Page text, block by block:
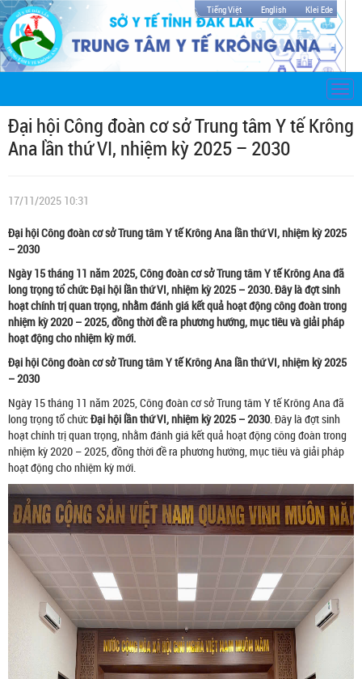
Tiếng Việt English Klei Ede
Đại hội Công đoàn cơ sở Trung tâm Y tế Krông
Ana lần thứ VI, nhiệm kỳ 2025 – 2030
17/11/2025 10:31
Đại hội Công đoàn cơ sở Trung tâm Y tế Krông Ana lần thứ VI, nhiệm kỳ 2025
– 2030
Ngày 15 tháng 11 năm 2025, Công đoàn cơ sở Trung tâm Y tế Krông Ana đã
long trọng tổ chứcĐại hội lần thứ VI, nhiệm kỳ 2025 – 2030. Đây là đợt sinh
hoạt chính trị quan trọng, nhằm đánh giá kết quả hoạt động công đoàn trong
nhiệm kỳ 2020 – 2025, đồng thời đề ra phương hướng, mục tiêu và giải pháp
hoạt động cho nhiệm kỳ mới.
Đại hội Công đoàn cơ sở Trung tâm Y tế Krông Ana lần thứ VI, nhiệm kỳ 2025
– 2030
Ngày 15 tháng 11 năm 2025, Công đoàn cơ sở Trung tâm Y tế Krông Ana đã
long trọng tổ chứcĐại hội lần thứ VI, nhiệm kỳ 2025 – 2030 . Đây là đợt sinh
hoạt chính trị quan trọng, nhằm đánh giá kết quả hoạt động công đoàn trong
nhiệm kỳ 2020 – 2025, đồng thời đề ra phương hướng, mục tiêu và giải pháp
hoạt động cho nhiệm kỳ mới.